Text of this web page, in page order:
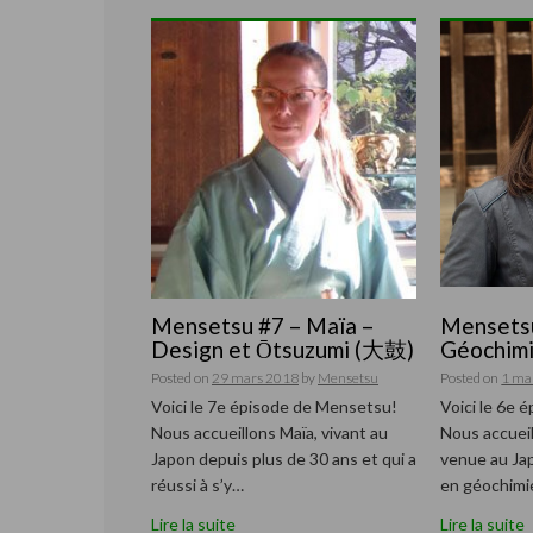
Mensetsu #7 – Maïa –
Design et Ōtsuzumi (大鼓)
Posted on 29 mars 2018 by Mensetsu
Voici le 7e épisode de Mensetsu!
Nous accueillons Maïa, vivant au
Japon depuis plus de 30 ans et qui a
réussi à s’y…
Lire la suite
Posted on 1
Voici le 6e
Nous
venue au
en
Lire la suite